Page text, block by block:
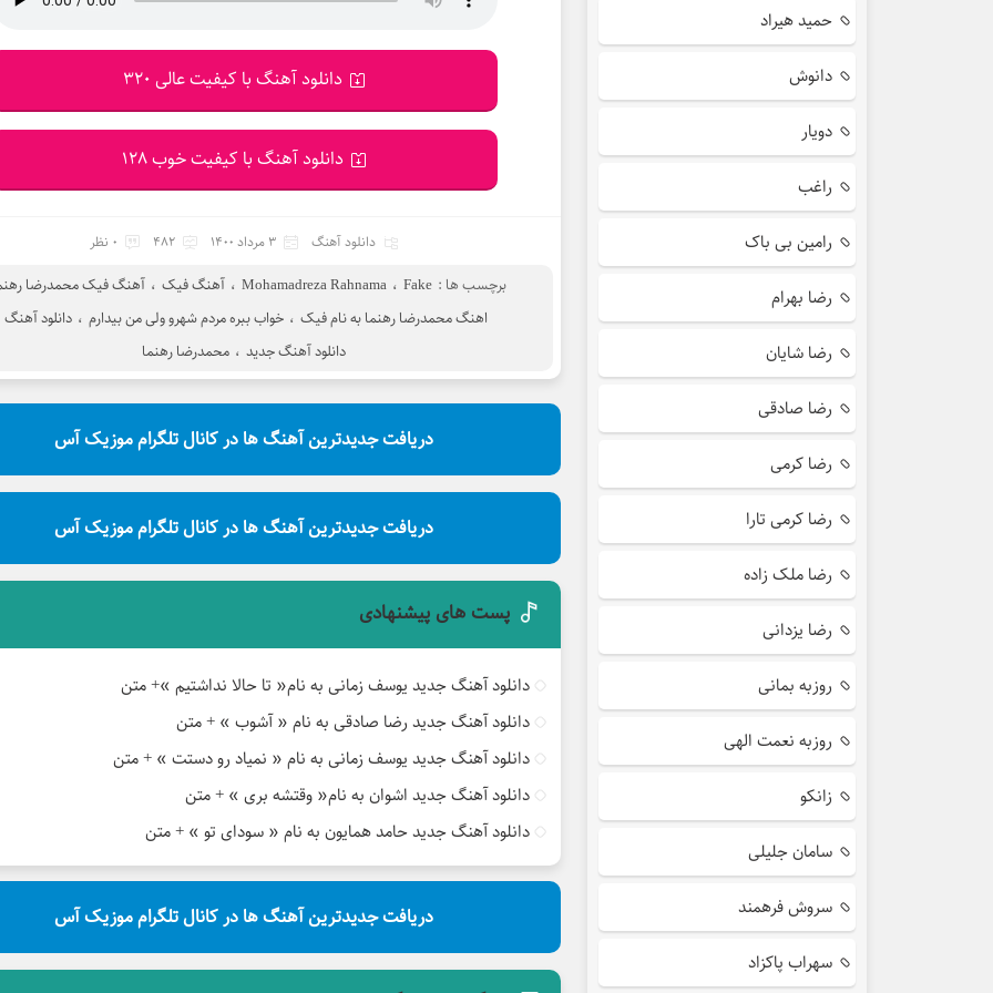
دانلود آهنگ با کیفیت عالی 320
دانلود آهنگ با کیفیت خوب 128
دانلود آهنگ 3 مرداد 1400 482 0 نظر
برچسب ها : Fake ، Mohamadreza Rahnama ، آهنگ فیک ، آهنگ فیک محمدرضا
اهنگ محمدرضا رهنما به نام فیک ، خواب ببره مردم شهرو ولی من بیدارم ، دانلود آهنگ
دانلود آهنگ جدید ، محمدرضا رهنما
دریافت جدیدترین آهنگ ها در کانال تلگرام موزیک آس
دریافت جدیدترین آهنگ ها در کانال تلگرام موزیک آس
پست های پیشنهادی
دانلود آهنگ جدید یوسف زمانی به نام« تا حالا نداشتیم »+ متن
دانلود آهنگ جدید رضا صادقی به نام « آشوب » + متن
دانلود آهنگ جدید یوسف زمانی به نام « نمیاد رو دستت » + متن
دانلود آهنگ جدید اشوان به نام« وقتشه بری » + متن
دانلود آهنگ جدید حامد همایون به نام « سودای تو » + متن
دریافت جدیدترین آهنگ ها در کانال تلگرام موزیک آس
حمید هیراد
دانوش
دویار
راغب
رامین بی باک
رضا بهرام
رضا شایان
رضا صادقی
رضا کرمی
رضا کرمی تارا
رضا ملک زاده
رضا یزدانی
روزبه بمانی
روزبه نعمت الهی
زانکو
سامان جلیلی
سروش فرهمند
سهراب پاکزاد